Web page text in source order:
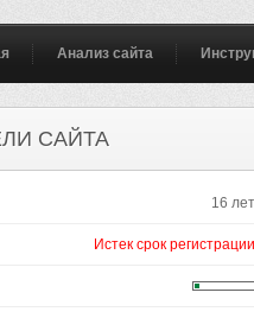
Анализ сайта
САЙТА
16 лет
Истек срок регистрации